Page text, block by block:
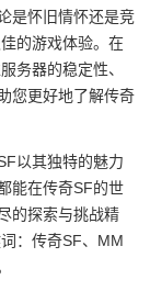
是怀旧情怀还是竞
的游戏体验。在
务器的稳定性、
您更好地了解传奇
以其独特的魅力
能在传奇SF的世
的探索与挑战精
：传奇SF、MM